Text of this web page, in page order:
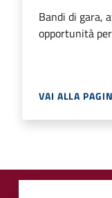
Bandi di gara,
opportunità
VAI ALLA